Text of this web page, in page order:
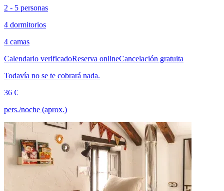
2 - 5 personas
4 dormitorios
4 camas
Calendario verificadoReserva onlineCancelación gratuita
Todavía no se te cobrará nada.
36 €
pers./noche (aprox.)